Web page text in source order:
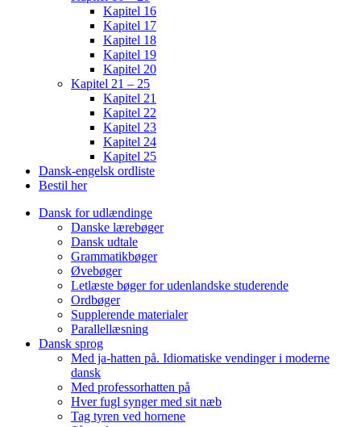
Kapitel 16
Kapitel 17
Kapitel 18
Kapitel 19
Kapitel 20
Kapitel 21 – 25
Kapitel 21
Kapitel 22
Kapitel 23
Kapitel 24
Kapitel 25
Dansk-engelsk ordliste
Bestil her
Dansk for udlændinge
Danske lærebøger
Dansk udtale
Grammatikbøger
Øvebøger
Letlæste bøger for udenlandske studerende
Ordbøger
Supplerende materialer
Parallellæsning
Dansk sprog
Med ja-hatten på. Idiomatiske vendinger i moderne
dansk
Med professorhatten på
Hver fugl synger med sit næb
Tag tyren ved hornene